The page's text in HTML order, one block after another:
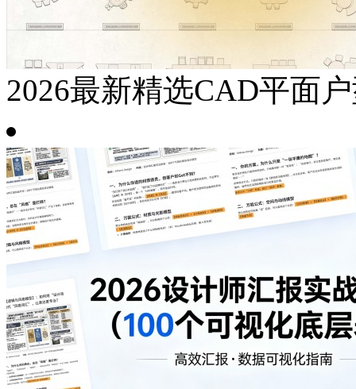
2026最新精选CAD平面